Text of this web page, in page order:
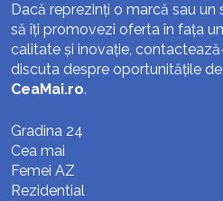
Dacă reprezinți o marcă sau
să îți promovezi oferta în fața
calitate și inovație,
discuta despre oportunitățile
CeaMai.ro.
Gradina 24
Cea mai
Femei AZ
Rezidential